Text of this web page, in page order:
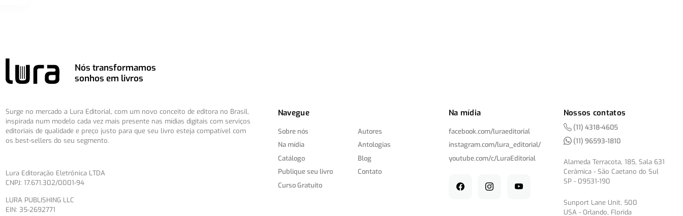
Nós transformamos
sonhos em livros
Surge no mercado a Lura Editorial, com um novo conceito de editora no Brasil,
inspirada num modelo cada vez mais presente nas mídias digitais com serviços
editoriais de qualidade e preço justo para que seu livro esteja compatível com
os best-sellers do seu segmento.
Lura Editoração Eletrônica LTDA
CNPJ: 17.671.302/0001-94
LURA PUBLISHING LLC
EIN: 35-2692771
Navegue
Sobre nós
Na mídia
Catálogo
Publique seu livro
Curso Gratuito
Autores
Antologias
Blog
Contato
Na mídia
facebook.com/luraeditorial
instagram.com/lura_editorial/
youtube.com/c/LuraEditorial
Nossos contatos
(11) 4318-4605
(11) 96593-1810
Alameda Terracota, 185, Sala 631
Cerâmica - São Caetano do Sul
SP - 09531-190
Sunport Lane Unit, 500
USA - Orlando, Florida